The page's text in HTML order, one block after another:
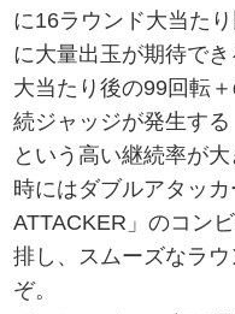
に16ラウンド大当た
に大量出玉が期待で
大当たり後の99回転
続ジャッジが発生す
という高い継続率が
時にはダブルアタッ
ATTACKER」のコン
排し、スムーズなラ
ぞ。